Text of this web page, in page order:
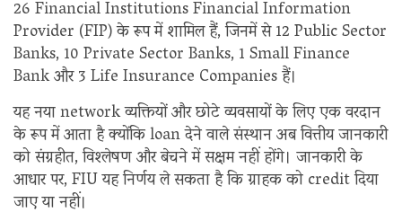
26 Financial Institutions Financial Information
Provider (FIP) के रूप में शामिल हैं, जिनमें से 12 Public Sector
Banks, 10 Private Sector Banks, 1 Small Finance
Bank और 3 Life Insurance Companies हैं।
यह नया network व्यक्तियों और छोटे व्यवसायों के लिए एक वरदान
के रूप में आता है क्योंकि loan देने वाले संस्थान अब वित्तीय जानकारी
को संग्रहीत, विश्लेषण और बेचने में सक्षम नहीं होंगे। जानकारी के
आधार पर, FIU यह निर्णय ले सकता है कि ग्राहक को credit दिया
जाए या नहीं।